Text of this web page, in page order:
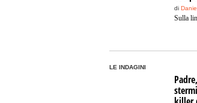
di
Sulla
LE INDAGINI